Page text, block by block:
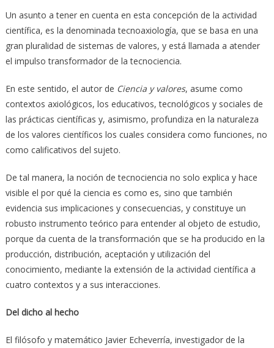
Un asunto a tener en cuenta en esta concepción de la actividad
científica, es la denominada tecnoaxiología, que se basa en una
gran pluralidad de sistemas de valores, y está llamada a atender
el impulso transformador de la tecnociencia.
En este sentido, el autor de Ciencia y valores, asume como
contextos axiológicos, los educativos, tecnológicos y sociales de
las prácticas científicas y, asimismo, profundiza en la naturaleza
de los valores científicos los cuales considera como funciones, no
como calificativos del sujeto.
De tal manera, la noción de tecnociencia no solo explica y hace
visible el por qué la ciencia es como es, sino que también
evidencia sus implicaciones y consecuencias, y constituye un
robusto instrumento teórico para entender al objeto de estudio,
porque da cuenta de la transformación que se ha producido en la
producción, distribución, aceptación y utilización del
conocimiento, mediante la extensión de la actividad científica a
cuatro contextos y a sus interacciones.
Del dicho al hecho
El filósofo y matemático Javier Echeverría, investigador de la